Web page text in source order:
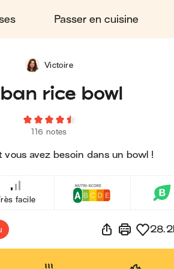
Passer en cuisine
rice bowl
116 notes
vous avez besoin dans un bowl !
Victoire
facile